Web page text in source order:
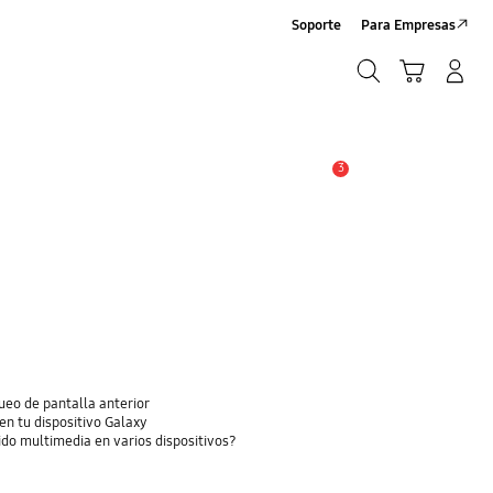
Soporte Para Empresas
3
de pantalla anterior
tu dispositivo Galaxy
multimedia en varios dispositivos?